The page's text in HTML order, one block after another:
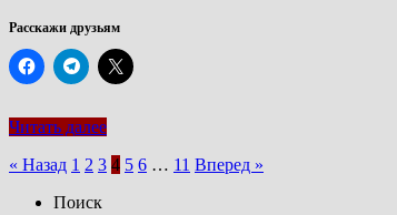
Расскажи друзьям
Читать далее
Пагинация
записей
« Назад 1 2 3 4 5 6 … 11 Вперед »
Поиск